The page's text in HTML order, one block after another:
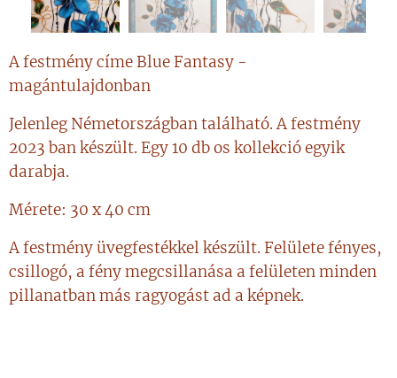
A festmény címe Blue Fantasy -
magántulajdonban
Jelenleg Németországban található. A festmény
2023 ban készült. Egy 10 db os kollekció egyik
darabja.
Mérete: 30 x 40 cm
A festmény üvegfestékkel készült. Felülete fényes,
csillogó, a fény megcsillanása a felületen minden
pillanatban más ragyogást ad a képnek.